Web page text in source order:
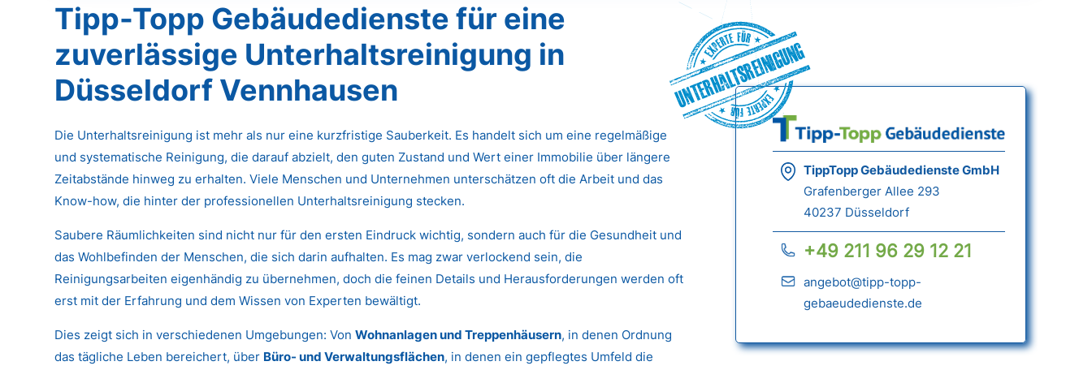
Tipp-Topp Gebäudedienste für eine
zuverlässige Unterhaltsreinigung in
Düsseldorf Vennhausen
Unterhaltsreinigung
TippTopp Gebäudedienste GmbH
Grafenberger Allee 293
40237 Düsseldorf
+49 211 96 29 12 21
angebot@tipp-topp-
gebaeudedienste.de
Die Unterhaltsreinigung ist mehr als nur eine kurzfristige Sauberkeit. Es handelt sich um eine regelmäßige
und systematische Reinigung, die darauf abzielt, den guten Zustand und Wert einer Immobilie über längere
Zeitabstände hinweg zu erhalten. Viele Menschen und Unternehmen unterschätzen oft die Arbeit und das
Know-how, die hinter der professionellen Unterhaltsreinigung stecken.
Saubere Räumlichkeiten sind nicht nur für den ersten Eindruck wichtig, sondern auch für die Gesundheit und
das Wohlbefinden der Menschen, die sich darin aufhalten. Es mag zwar verlockend sein, die
Reinigungsarbeiten eigenhändig zu übernehmen, doch die feinen Details und Herausforderungen werden oft
erst mit der Erfahrung und dem Wissen von Experten bewältigt.
Dies zeigt sich in verschiedenen Umgebungen: VonWohnanlagen und Treppenhäusern, in denen Ordnung
das tägliche Leben bereichert, über Büro- und Verwaltungsflächen, in denen ein gepflegtes Umfeld die